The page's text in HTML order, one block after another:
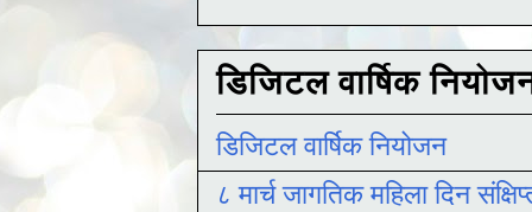
डिजिटल वार्षिक
डिजिटल वार्षिक नियोजन
८ मार्च जागतिक महिला दिन